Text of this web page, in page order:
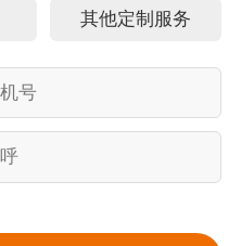
其他定制服务